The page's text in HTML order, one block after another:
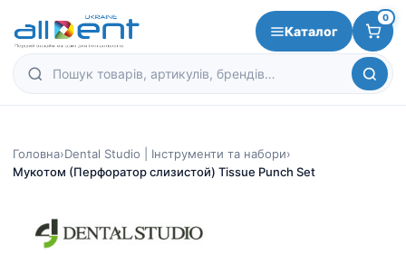
Каталог
0
Головна›Dental Studio | Інструменти та набори›
Мукотом (Перфоратор слизистой) Tissue Punch Set